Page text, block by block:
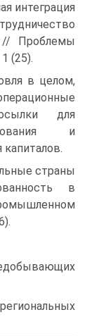
интеграция
Проблемы
(25).
в целом,
для
и
страны
в